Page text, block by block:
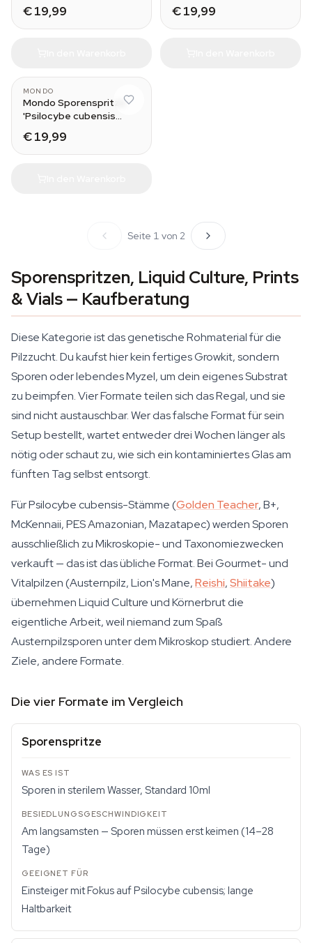
€ 19,99 € 19,99
MONDO
Mondo Sporenspritze
'Psilocybe cubensis
€ 19,99
Seite 1 von 2
Sporenspritzen, Liquid Culture, Prints
& Vials — Kaufberatung
Diese Kategorie ist das genetische Rohmaterial für die
Pilzzucht. Du kaufst hier kein fertiges Growkit, sondern
Sporen oder lebendes Myzel, um dein eigenes Substrat
zu beimpfen. Vier Formate teilen sich das Regal, und sie
sind nicht austauschbar. Wer das falsche Format für sein
Setup bestellt, wartet entweder drei Wochen länger als
nötig oder schaut zu, wie sich ein kontaminiertes Glas am
fünften Tag selbst entsorgt.
Für Psilocybe cubensis-Stämme (Golden Teacher, B+,
McKennaii, PES Amazonian, Mazatapec) werden Sporen
ausschließlich zu Mikroskopie- und Taxonomiezwecken
verkauft — das ist das übliche Format. Bei Gourmet- und
Vitalpilzen (Austernpilz, Lion's Mane,Reishi,Shiitake)
übernehmen Liquid Culture und Körnerbrut die
eigentliche Arbeit, weil niemand zum Spaß
Austernpilzsporen unter dem Mikroskop studiert. Andere
Ziele, andere Formate.
Die vier Formate im Vergleich
Sporenspritze
Sporen in sterilem Wasser, Standard 10ml
Am langsamsten — Sporen müssen erst keimen (14–28
Tage)
Einsteiger mit Fokus auf Psilocybe cubensis; lange
Haltbarkeit